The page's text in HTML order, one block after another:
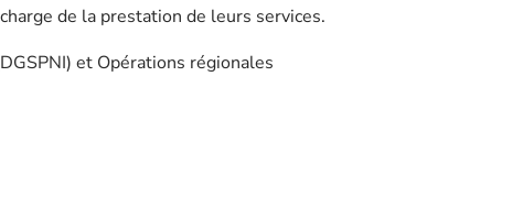
de la prestation de leurs services.
et Opérations régionales